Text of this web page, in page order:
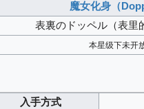
魔女化身（
表裏のドッペル（表里
本星级下未开
入手方式